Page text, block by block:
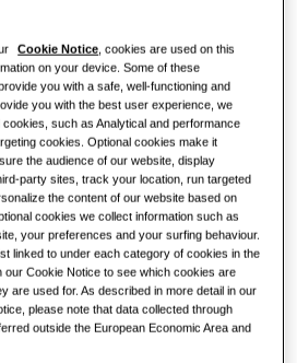
РЕШЕНИЈА
пумпи
ЗГРАДИ
Cookie Notice, cookies are used on this
on your device. Some of these
you with a safe, well-functioning and
you with the best user experience, we
such as Analytical and performance
cookies. Optional cookies make it
the audience of our website, display
party sites, track your location, run targeted
the content of our website based on
cookies we collect information such as
your preferences and your surfing behaviour.
linked to under each category of cookies in the
our Cookie Notice to see which cookies are
are used for. As described in more detail in our
please note that data collected through
outside the European Economic Area and